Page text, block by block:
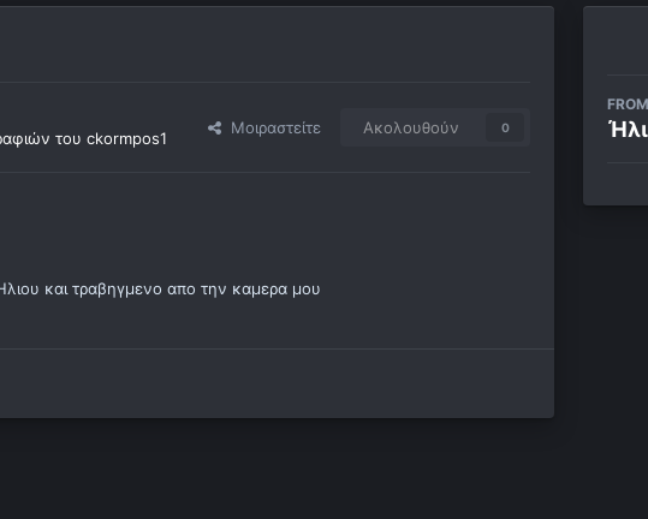
του ckormpos1
Μοιραστείτε Ακολουθούν 0
και τραβηγμενο απο την καμερα μου